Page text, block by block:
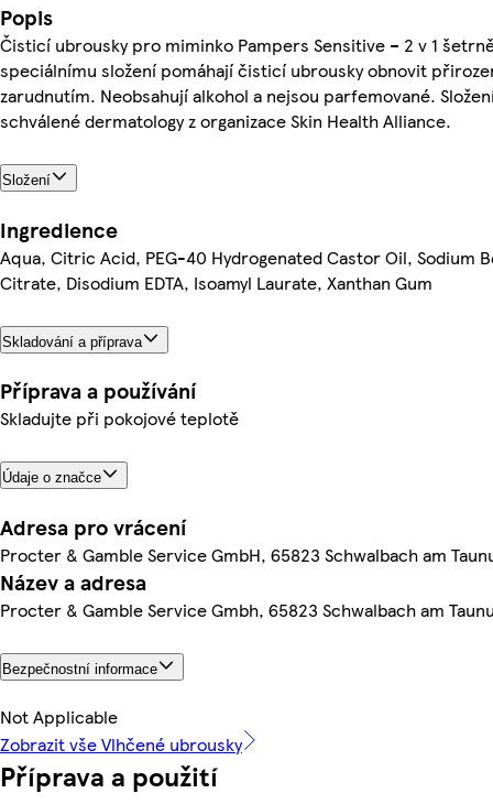
Popis
Čisticí ubrousky pro miminko Pampers Sensitive – 2 v 1
speciálnímu složení pomáhají čisticí ubrousky obnovit
zarudnutím. Neobsahují alkohol a nejsou parfemované.
schválené dermatology z organizace Skin Health Alliance.
Složení
Ingredience
Aqua, Citric Acid, PEG-40 Hydrogenated Castor Oil, Sodium
Citrate, Disodium EDTA, Isoamyl Laurate, Xanthan Gum
Skladování a příprava
Příprava a používání
Skladujte při pokojové teplotě
Údaje o značce
Adresa pro vrácení
Procter & Gamble Service GmbH, 65823 Schwalbach am
Název a adresa
Procter & Gamble Service Gmbh, 65823 Schwalbach am
Bezpečnostní informace
Not Applicable
Zobrazit vše Vlhčené ubrousky
Příprava a použití